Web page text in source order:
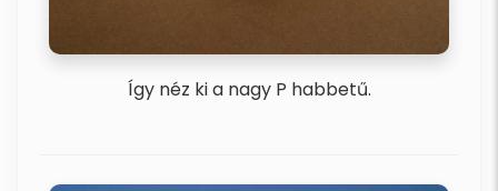
Így néz ki a nagy P habbetű.